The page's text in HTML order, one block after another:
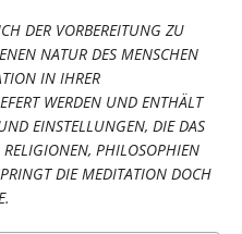
DER VORBEREITUNG ZU
NATUR DES MENSCHEN
IN IHRER
WERDEN UND ENTHÄLT
EINSTELLUNGEN, DIE DAS
RELIGIONEN, PHILOSOPHIEN
DIE MEDITATION DOCH